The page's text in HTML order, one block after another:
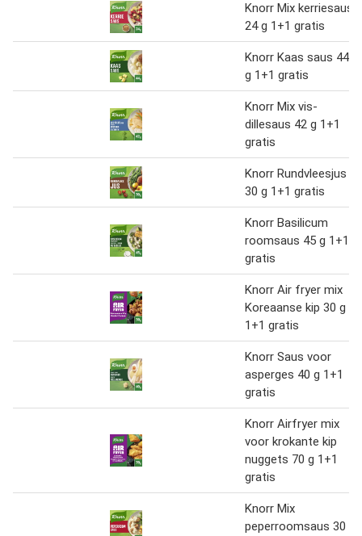
Knorr Mix kerriesaus
24 g 1+1 gratis
Knorr Kaas saus 44
g 1+1 gratis
Knorr Mix vis-
dillesaus 42 g 1+1
gratis
Knorr Rundvleesjus
30 g 1+1 gratis
Knorr Basilicum
roomsaus 45 g 1+1
gratis
Knorr Air fryer mix
Koreaanse kip 30 g
1+1 gratis
Knorr Saus voor
asperges 40 g 1+1
gratis
Knorr Airfryer mix
voor krokante kip
nuggets 70 g 1+1
gratis
Knorr Mix
peperroomsaus 30